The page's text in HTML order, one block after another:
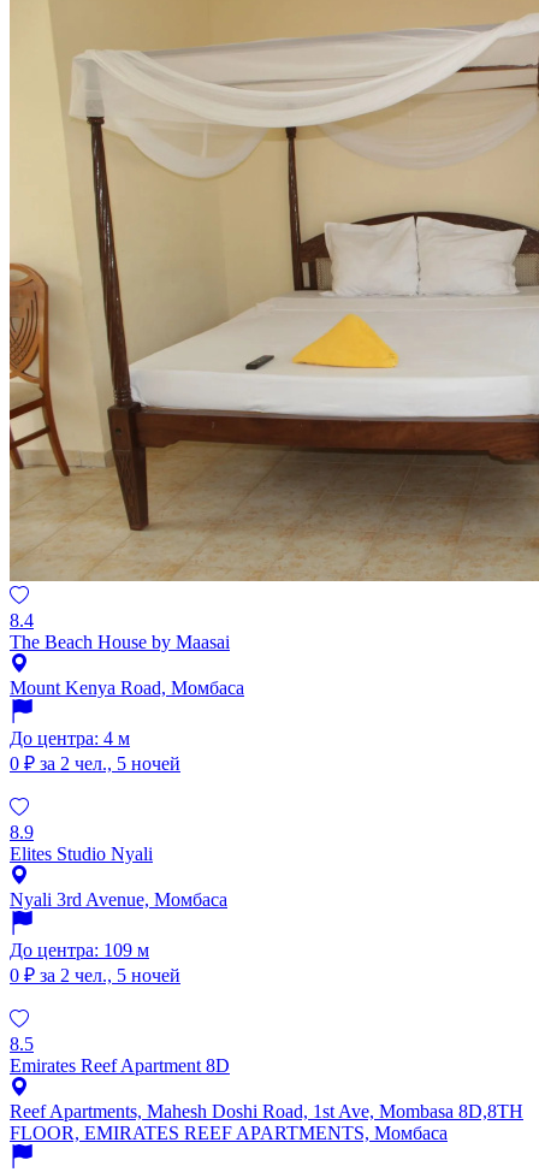
8.4
The Beach House by Maasai
Mount Kenya Road, Момбаса
До центра: 4 м
0 ₽ за 2 чел., 5 ночей
8.9
Elites Studio Nyali
Nyali 3rd Avenue, Момбаса
До центра: 109 м
0 ₽ за 2 чел., 5 ночей
8.5
Emirates Reef Apartment 8D
Reef Apartments, Mahesh Doshi Road, 1st Ave, Mombasa 8D,8TH
FLOOR, EMIRATES REEF APARTMENTS, Момбаса